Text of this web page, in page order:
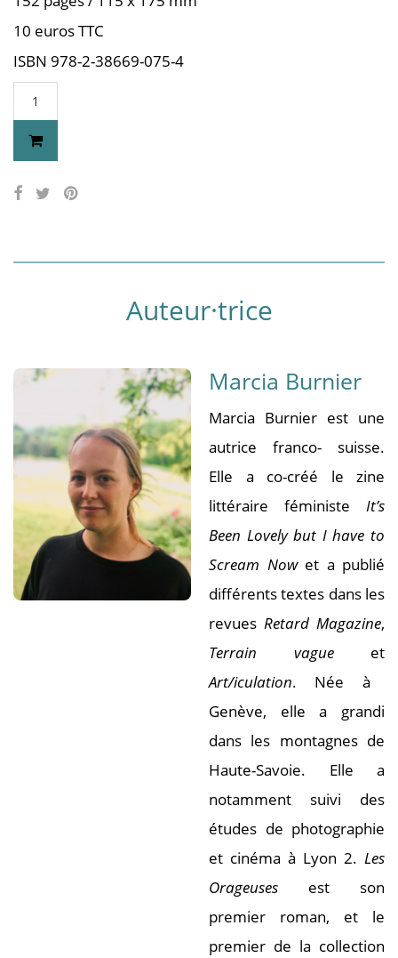
10 euros TTC
ISBN 978-2-38669-075-4
Auteur·trice
Marcia Burnier
Marcia Burnier est une
autrice franco- suisse.
Elle a co-créé le zine
littéraire féministe It’s
Been Lovely but I have to
Scream Nowet a publié
différents textes dans les
revues Retard Magazine,
Terrain vagueet
Art/iculation. Née à
Genève, elle a grandi
dans les montagnes de
Haute-Savoie. Elle a
notamment suivi des
études de photographie
et cinéma à Lyon 2. Les
Orageuses est son
premier roman, et le
premier de la collection